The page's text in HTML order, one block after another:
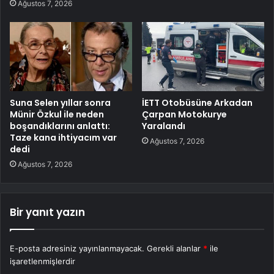
Ağustos 7, 2026
Suna Selen yıllar sonra
Münir Özkul ile neden
boşandıklarını anlattı:
Taze kana ihtiyacım var
dedi
Ağustos 7, 2026
İETT Otobüsüne Arkadan
Çarpan Motokurye
Yaralandı
Ağustos 7, 2026
Bir yanıt yazın
E-posta adresiniz yayınlanmayacak. Gerekli alanlar * ile
işaretlenmişlerdir